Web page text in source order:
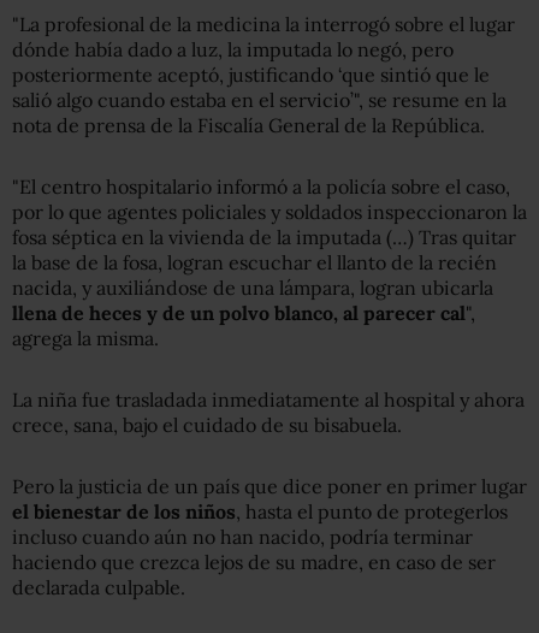
"La profesional de la medicina la interrogó sobre el lugar
dónde había dado a luz, la imputada lo negó, pero
posteriormente aceptó, justificando ‘que sintió que le
salió algo cuando estaba en el servicio’", se resume en la
nota de prensa de la Fiscalía General de la República.
"El centro hospitalario informó a la policía sobre el caso,
por lo que agentes policiales y soldados inspeccionaron la
fosa séptica en la vivienda de la imputada (…) Tras quitar
la base de la fosa, logran escuchar el llanto de la recién
nacida, y auxiliándose de una lámpara, logran ubicarla
llena de heces y de un polvo blanco, al parecer cal",
agrega la misma.
La niña fue trasladada inmediatamente al hospital y ahora
crece, sana, bajo el cuidado de su bisabuela.
Pero la justicia de un país que dice poner en primer lugar
el bienestar de los niños, hasta el punto de protegerlos
incluso cuando aún no han nacido, podría terminar
haciendo que crezca lejos de su madre, en caso de ser
declarada culpable.